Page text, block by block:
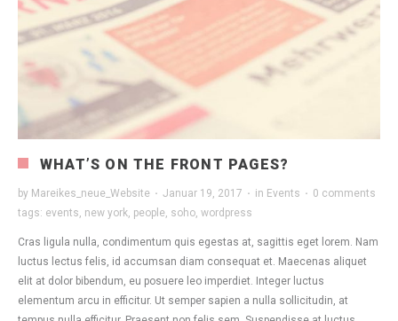
WHAT’S ON THE FRONT PAGES?
by Mareikes_neue_Website · Januar 19, 2017 · in Events · 0 comments
tags: events new york people soho wordpress
Cras ligula nulla, condimentum quis egestas at, sagittis eget lorem. Nam
luctus lectus felis, id accumsan diam consequat et. Maecenas aliquet
elit at dolor bibendum, eu posuere leo imperdiet. Integer luctus
elementum arcu in efficitur. Ut semper sapien a nulla sollicitudin, at